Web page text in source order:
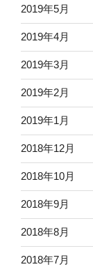
2019年5月
2019年4月
2019年3月
2019年2月
2019年1月
2018年12月
2018年10月
2018年9月
2018年8月
2018年7月